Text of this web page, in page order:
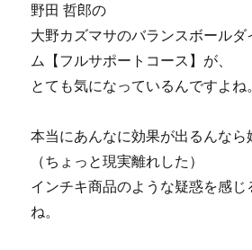
野田 哲郎の
大野カズマサのバランスボールダ
ム【フルサポートコース】が、
とても気になっているんですよね。
本当にあんなに効果が出るんなら
（ちょっと現実離れした）
インチキ商品のような疑惑を感じ
ね。